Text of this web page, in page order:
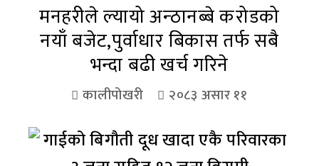
मनहरीले ल्यायो अन्ठानब्बे करोडको
नयाँ बजेट,पुर्वाधार बिकास तर्फ सबै
भन्दा बढी खर्च गरिने
कालीपोखरी २०८३ असार ११